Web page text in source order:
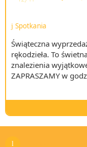
Spotkania
Świąteczna
rękodzieła. To
znalezienia
ZAPRASZAMY w